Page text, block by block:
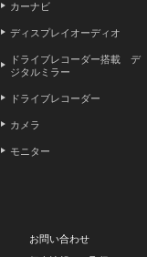
カーナビ
ディスプレイオーディオ
ドライブレコーダー搭載 デ
ジタルミラー
ドライブレコーダー
カメラ
モニター
お問い合わせ